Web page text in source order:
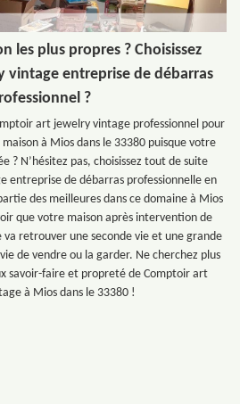
les plus propres ? Choisissez
vintage entreprise de débarras
?
art jewelry vintage professionnel pour
à Mios dans le 33380 puisque votre
? N’hésitez pas, choisissez tout de suite
entreprise de débarras professionnelle en
des meilleures dans ce domaine à Mios
que votre maison après intervention de
retrouver une seconde vie et une grande
de vendre ou la garder. Ne cherchez plus
savoir-faire et propreté de Comptoir art
à Mios dans le 33380 !